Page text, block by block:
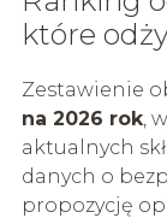
które
Zestawienie
na 2026 rok,
aktualnych
danych o
propozycję